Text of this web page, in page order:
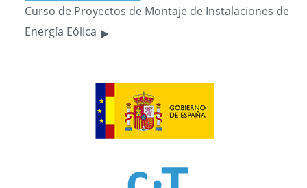
Curso de Proyectos de Montaje de Instalaciones de
Energía Eólica ‣